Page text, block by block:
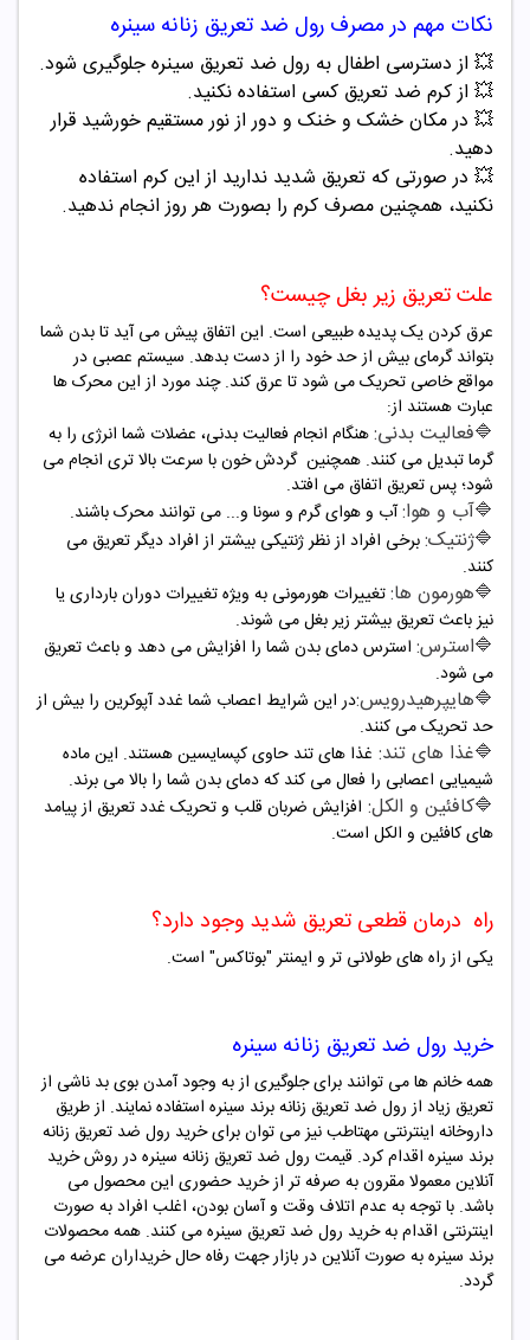
نکات مهم در مصرف رول ضد تعریق زنانه سینره
💥 از دسترسی اطفال به رول ضد تعریق سینره جلوگیری شود.
💥 از کرم ضد تعریق کسی استفاده نکنید.
💥 در مکان خشک و خنک و دور از نور مستقیم خورشید قرار
دهید.
💥 در صورتی که تعریق شدید ندارید از این کرم استفاده
نکنید، همچنین مصرف کرم را بصورت هر روز انجام ندهید.
علت تعریق زیر بغل چیست؟
عرق کردن یک پدیده طبیعی است. این اتفاق پیش می آید تا بدن شما
بتواند گرمای بیش از حد خود را از دست بدهد. سیستم عصبی در
مواقع خاصی تحریک می شود تا عرق کند. چند مورد از این محرک ها
عبارت هستند از:
🔷فعالیت بدنی:هنگام انجام فعالیت بدنی، عضلات شما انرژی را به
گرما تبدیل می کنند. همچنین گردش خون با سرعت بالا تری انجام می
شود؛ پس تعریق اتفاق می افتد.
🔷آب و هوا:آب و هوای گرم و سونا و... می توانند محرک باشند.
🔷ژنتیک:برخی افراد از نظر ژنتیکی بیشتر از افراد دیگر تعریق می
کنند.
🔷هورمون ها:تغییرات هورمونی به ویژه تغییرات دوران بارداری یا
نیز باعث تعریق بیشتر زیر بغل می شوند.
🔷استرس: استرس دمای بدن شما را افزایش می دهد و باعث تعریق
می شود.
🔷هایپرهیدرویس:در این شرایط اعصاب شما غدد آپوکرین را بیش از
حد تحریک می کنند.
🔷غذا های تند: غذا های تند حاوی کپسایسین هستند. این ماده
شیمیایی اعصابی را فعال می کند که دمای بدن شما را بالا می برند.
🔷کافئین و الکل: افزایش ضربان قلب و تحریک غدد تعریق از پیامد
های کافئین و الکل است.
راه درمان قطعی تعریق شدید وجود دارد؟
یکی از راه های طولانی تر و ایمنتر "بوتاکس" است.
خرید رول ضد تعریق زنانه سینره
همه خانم ها می توانند برای جلوگیری از به وجود آمدن بوی بد ناشی از
تعریق زیاد از رول ضد تعریق زنانه برند سینره استفاده نمایند. از طریق
داروخانه اینترنتی مهتاطب نیز می توان برای خرید رول ضد تعریق زنانه
برند سینره اقدام کرد. قیمت رول ضد تعریق زنانه سینره در روش خرید
آنلاین معمولا مقرون به صرفه تر از خرید حضوری این محصول می
باشد. با توجه به عدم اتلاف وقت و آسان بودن، اغلب افراد به صورت
اینترنتی اقدام به خرید رول ضد تعریق سینره می کنند. همه محصولات
برند سینره به صورت آنلاین در بازار جهت رفاه حال خریداران عرضه می
گردد.